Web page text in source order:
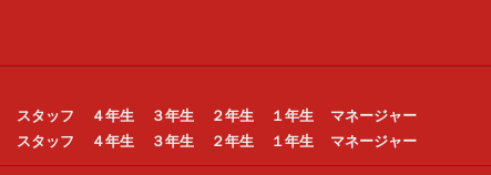
スタッフ ４年生 ３年生 ２年生 １年生
マネージャー
スタッフ ４年生 ３年生 ２年生 １年生 マネージャー